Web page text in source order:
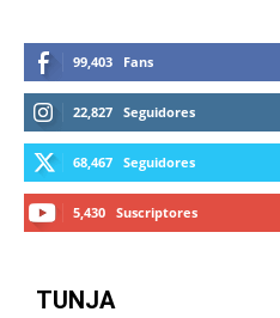
99,403 Fans
22,827 Seguidores
68,467 Seguidores
5,430 Suscriptores
TUNJA